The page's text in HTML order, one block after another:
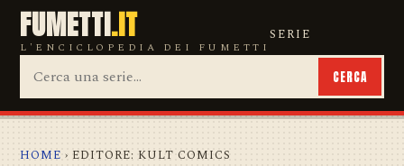
FUMETTI.IT
L'ENCICLOPEDIA DEI FUMETTI
SERIE
CERCA
HOME › EDITORE: KULT COMICS